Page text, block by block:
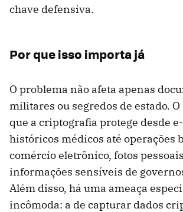
chave defensiva.
Por que isso importa já
O problema não afeta apenas
militares ou segredos de estado.
que a criptografia protege desde
históricos médicos até operações
comércio eletrônico, fotos
informações sensíveis de
Além disso, há uma ameaça
incômoda: a de capturar dados